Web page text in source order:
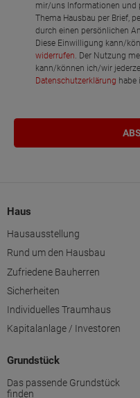
Schlafen
Netto-Raumfläche
mir/uns Informationen und
Thema Hausbau per Brief,
durch einen persönlichen
Diese Einwilligung kann/
widerrufen. Der Nutzung
kann/können ich/wir
Datenschutzerklärung habe
Haus
Hausausstellung
Rund um den Hausbau
Zufriedene Bauherren
Sicherheiten
Individuelles Traumhaus
Kapitalanlage / Investoren
Grundstück
Das passende Grundstück
finden